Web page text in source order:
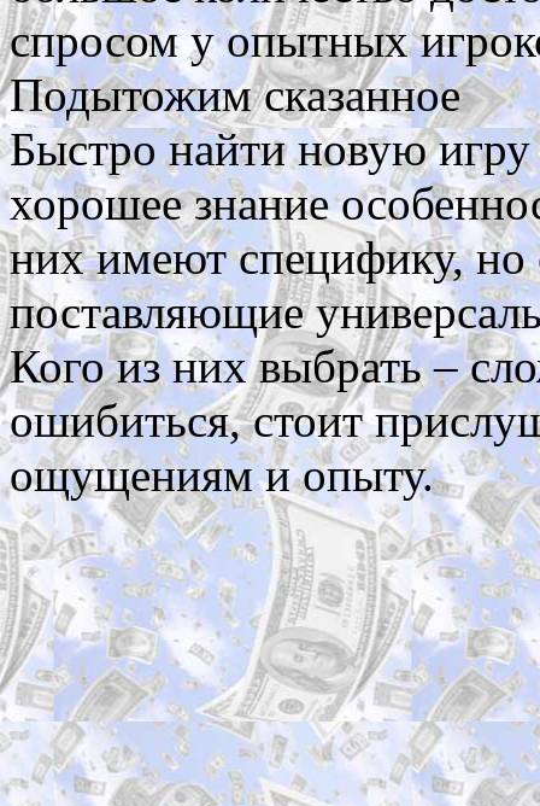
спросом у опытных
Подытожим сказанное
Быстро найти новую
хорошее знание
них имеют специфику, но
поставляющие
Кого из них выбрать –
ошибиться, стоит
ощущениям и опыту.